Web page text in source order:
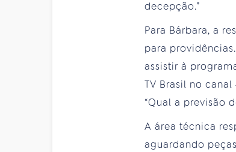
decepção.”
Para Bárbara, a
para
assistir à
TV Brasil no
“Qual a previsão
A área técnica
aguardando